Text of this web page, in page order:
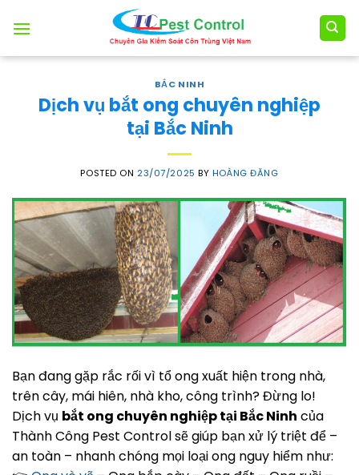
BẮC NINH
Dịch vụ bắt ong chuyên nghiệp
tại Bắc Ninh
POSTED ON 23/07/2025 BY HOÀNG ĐĂNG
Bạn đang gặp rắc rối vì tổ ong xuất hiện trong nhà,
trên cây, mái hiên, nhà kho, công trình? Đừng lo!
Dịch vụ bắt ong chuyên nghiệp tại Bắc Ninh của
Thành Công Pest Control sẽ giúp bạn xử lý triệt để –
an toàn – nhanh chóng mọi loại ong nguy hiểm như: